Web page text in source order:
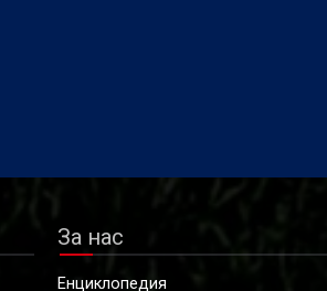
За нас
Енциклопедия